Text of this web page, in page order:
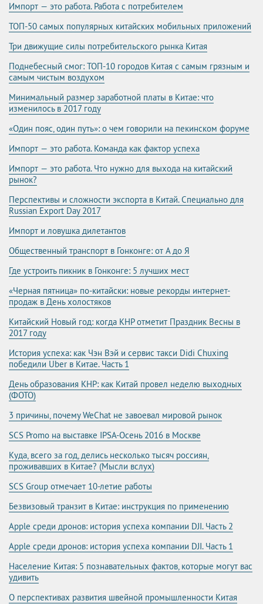
Импорт — это работа. Работа с потребителем
ТОП-50 самых популярных китайских мобильных приложений
Три движущие силы потребительского рынка Китая
Поднебесный смог: ТОП-10 городов Китая с самым грязным и
самым чистым воздухом
Минимальный размер заработной платы в Китае: что
изменилось в 2017 году
«Один пояс, один путь»: о чем говорили на пекинском форуме
Импорт — это работа. Команда как фактор успеха
Импорт — это работа. Что нужно для выхода на китайский
рынок?
Перспективы и сложности экспорта в Китай. Специально для
Russian Export Day 2017
Импорт и ловушка дилетантов
Общественный транспорт в Гонконге: от А до Я
Где устроить пикник в Гонконге: 5 лучших мест
«Черная пятница» по-китайски: новые рекорды интернет-
продаж в День холостяков
Китайский Новый год: когда КНР отметит Праздник Весны в
2017 году
История успеха: как Чэн Вэй и сервис такси Didi Chuxing
победили Uber в Китае. Часть 1
День образования КНР: как Китай провел неделю выходных
(ФОТО)
3 причины, почему WeChat не завоевал мировой рынок
SCS Promo на выставке IPSA-Осень 2016 в Москве
Куда, всего за год, делись несколько тысяч россиян,
проживавших в Китае? (Мысли вслух)
SCS Group отмечает 10-летие работы
Безвизовый транзит в Китае: инструкция по применению
Apple среди дронов: история успеха компании DJI. Часть 2
Apple среди дронов: история успеха компании DJI. Часть 1
Население Китая: 5 познавательных фактов, которые могут вас
удивить
О перспективах развития швейной промышленности Китая